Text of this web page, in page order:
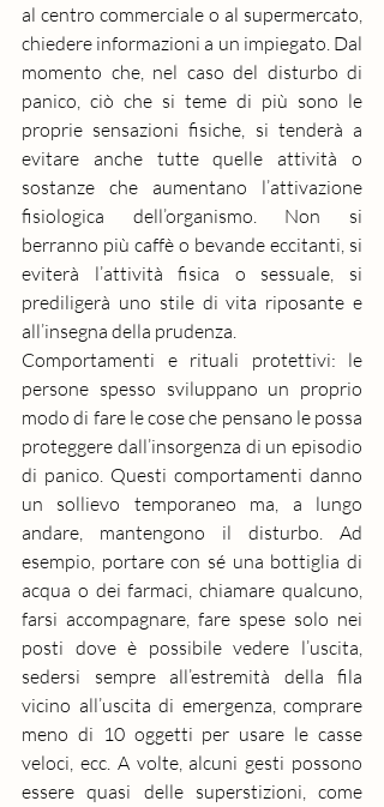
al centro commerciale o al supermercato,
chiedere informazioni a un impiegato. Dal
momento che, nel caso del disturbo di
panico, ciò che si teme di più sono le
proprie sensazioni fisiche, si tenderà a
evitare anche tutte quelle attività o
sostanze che aumentano l’attivazione
fisiologica dell’organismo. Non si
berranno più caffè o bevande eccitanti, si
eviterà l’attività fisica o sessuale, si
prediligerà uno stile di vita riposante e
all’insegna della prudenza.
Comportamenti e rituali protettivi: le
persone spesso sviluppano un proprio
modo di fare le cose che pensano le possa
proteggere dall’insorgenza di un episodio
di panico. Questi comportamenti danno
un sollievo temporaneo ma, a lungo
andare, mantengono il disturbo. Ad
esempio, portare con sé una bottiglia di
acqua o dei farmaci, chiamare qualcuno,
farsi accompagnare, fare spese solo nei
posti dove è possibile vedere l’uscita,
sedersi sempre all’estremità della fila
vicino all’uscita di emergenza, comprare
meno di 10 oggetti per usare le casse
veloci, ecc. A volte, alcuni gesti possono
essere quasi delle superstizioni, come